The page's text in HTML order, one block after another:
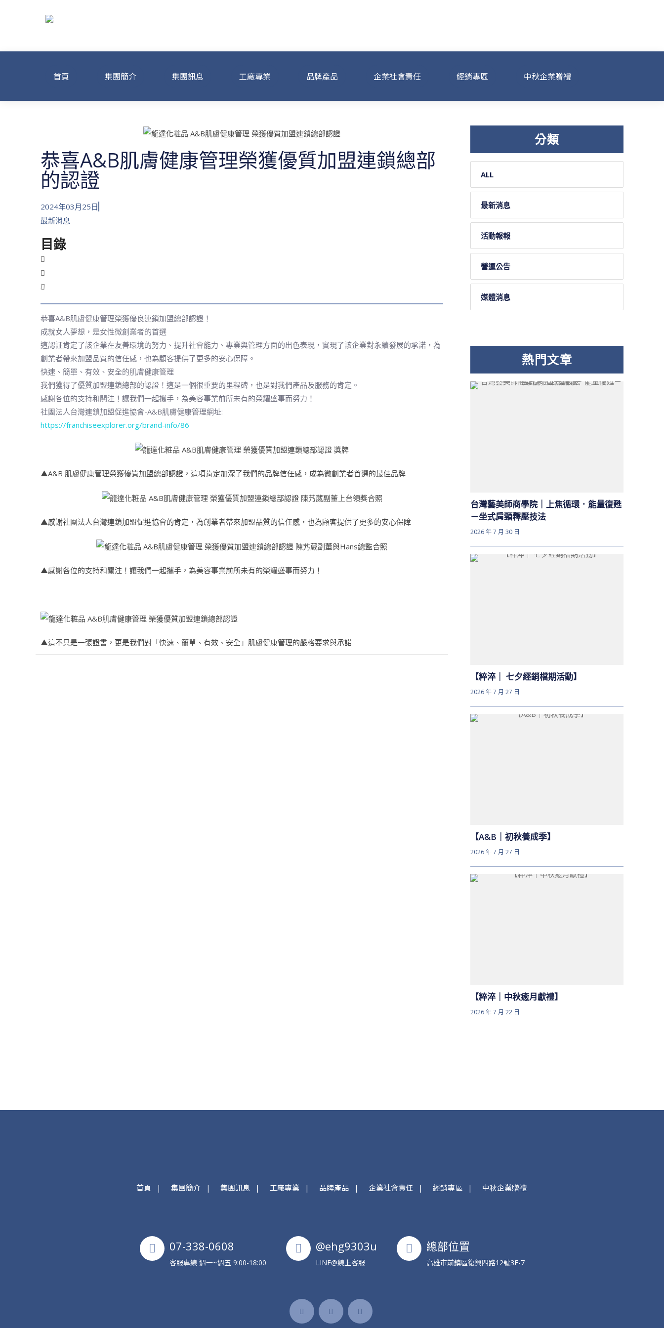
首頁 集團簡介 集團訊息 工廠專業 品牌產品 企業社會責任 經銷專區 中秋企業贈禮
恭喜A&B肌膚健康管理榮獲優質加盟連鎖總部
的認證
2024年03月25日
最新消息
目錄
恭喜A&B肌膚健康管理榮獲優良連鎖加盟總部認證！
成就女人夢想，是女性微創業者的首選
這認証肯定了該企業在友善環境的努力、提升社會能力、專業與管理方面的出色表現，實現了該企業對永續發展的承諾，為
創業者帶來加盟品質的信任感，也為顧客提供了更多的安心保障。
快速、簡單、有效、安全的肌膚健康管理
我們獲得了優質加盟連鎖總部的認證！這是一個很重要的里程碑，也是對我們產品及服務的肯定。
感謝各位的支持和關注！讓我們一起攜手，為美容事業前所未有的榮耀盛事而努力！
社團法人台灣連鎖加盟促進協會-A&B肌膚健康管理網址:
https://franchiseexplorer.org/brand-info/86
▲A&B 肌膚健康管理榮獲優質加盟總部認證，這項肯定加深了我們的品牌信任感，成為微創業者首選的最佳品牌
▲感謝社團法人台灣連鎖加盟促進協會的肯定，為創業者帶來加盟品質的信任感，也為顧客提供了更多的安心保障
▲感謝各位的支持和關注！讓我們一起攜手，為美容事業前所未有的榮耀盛事而努力！
▲這不只是一張證書，更是我們對「快速、簡單、有效、安全」肌膚健康管理的嚴格要求與承諾
分類
ALL
最新消息
活動報報
營運公告
媒體消息
熱門文章
台灣藝美師商學院｜上焦循環．能量復甦
－坐式肩頸釋壓技法
2026 年 7 月 30 日
【粹淬｜ 七夕經銷檔期活動】
2026 年 7 月 27 日
【A&B｜初秋養成季】
2026 年 7 月 27 日
【粹淬｜中秋癒月獻禮】
2026 年 7 月 22 日
首頁 集團簡介 集團訊息 工廠專業 品牌產品 企業社會責任 經銷專區 中秋企業贈禮
07-338-0608
客服專線 週一~週五 9:00-18:00
@ehg9303u
LINE@線上客服
總部位置
高雄市前鎮區復興四路12號3F-7